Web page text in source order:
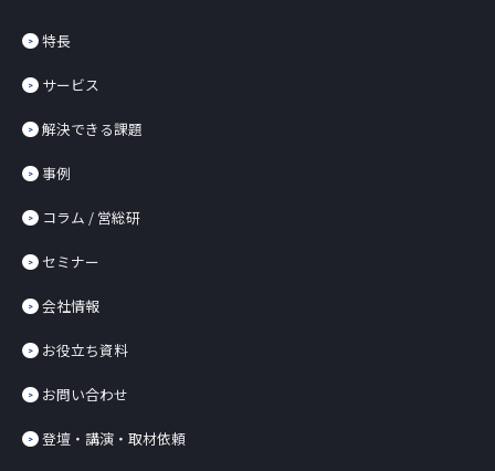
特長
サービス
解決できる課題
事例
コラム / 営総研
セミナー
会社情報
お役立ち資料
お問い合わせ
登壇・講演・取材依頼